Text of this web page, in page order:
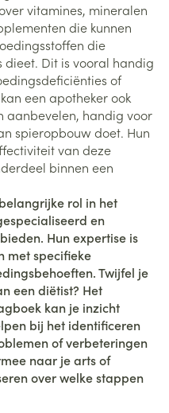
vitamines, mineralen
die kunnen
die
dieet. Dit is vooral handig
of
een apotheker ook
aanbevelen, handig voor
spieropbouw doet. Hun
van deze
binnen een
rol in het
en
Hun expertise is
met specifieke
Twijfel je
een diëtist? Het
kan je inzicht
bij het identificeren
of verbeteringen
naar je arts of
over welke stappen